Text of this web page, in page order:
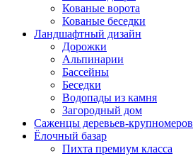
Кованые ворота
Кованые беседки
Ландшафтный дизайн
Дорожки
Альпинарии
Бассейны
Беседки
Водопады из камня
Загородный дом
Саженцы деревьев-крупномеров
Ёлочный базар
Пихта премиум класса